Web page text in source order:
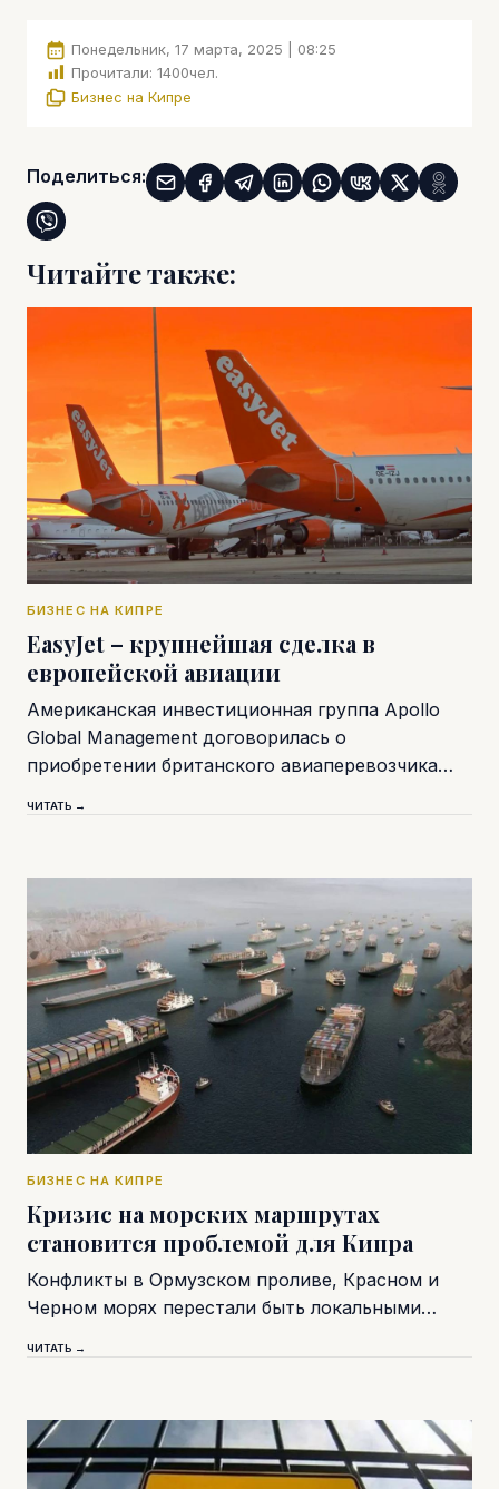
Понедельник, 17 марта, 2025 | 08:25
Прочитали: 1400чел.
Бизнес на Кипре
Поделиться:
Читайте также:
БИЗНЕС НА КИПРЕ
EasyJet – крупнейшая сделка в
европейской авиации
Американская инвестиционная группа Apollo
Global Management договорилась о
приобретении британского авиаперевозчика…
ЧИТАТЬ →
БИЗНЕС НА КИПРЕ
Кризис на морских маршрутах
становится проблемой для Кипра
Конфликты в Ормузском проливе, Красном и
Черном морях перестали быть локальными…
ЧИТАТЬ →